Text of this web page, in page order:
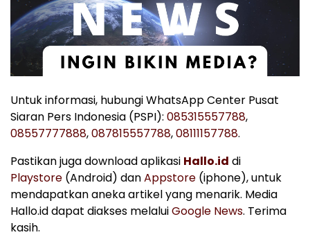
Untuk informasi, hubungi WhatsApp Center Pusat
Siaran Pers Indonesia (PSPI): 085315557788,
08557777888,087815557788,08111157788.
Pastikan juga download aplikasi Hallo.id di
Playstore (Android) danAppstore (iphone), untuk
mendapatkan aneka artikel yang menarik. Media
Hallo.id dapat diakses melaluiGoogle News. Terima
kasih.